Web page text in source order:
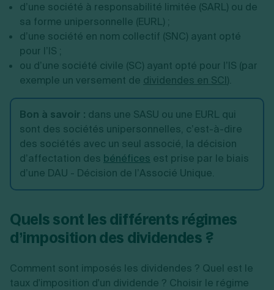
d’une société à responsabilité limitée (SARL) ou de
sa forme unipersonnelle (EURL) ;
d’une société en nom collectif (SNC) ayant opté
pour l’IS ;
ou d’une société civile (SC) ayant opté pour l’IS (par
exemple un versement de dividendes en SCI).
Bon à savoir : dans une SASU ou une EURL qui
sont des sociétés unipersonnelles, c’est-à-dire
des sociétés avec un seul associé, la décision
d’affectation des bénéfices est prise par le biais
d’une DAU - Décision de l’Associé Unique.
Quels sont les différents régimes
d’imposition des dividendes ?
Comment sont imposés les dividendes ? Quel est le
taux d'imposition d'un dividende ? Choisir le régime